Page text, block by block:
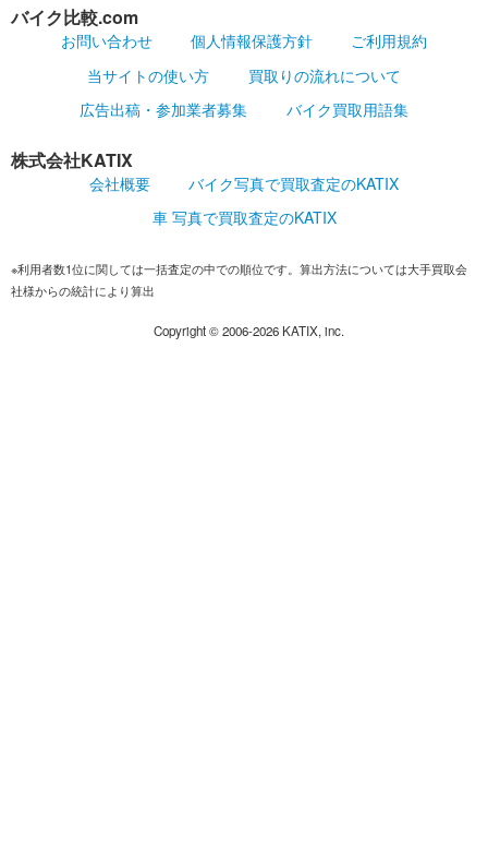
バイク比較.com
お問い合わせ 個人情報保護方針
ご利用規約
当サイトの使い方
買取りの流れについて
広告出稿・参加業者募集
バイク買取用語集
株式会社KATIX
会社概要
バイク写真で買取査定のKATIX
車 写真で買取査定のKATIX
※利用者数1位に関しては一括査定の中での順位です。算出方法については大手買取会
社様からの統計により算出
Copyright ©2006-2026KATIX, inc.